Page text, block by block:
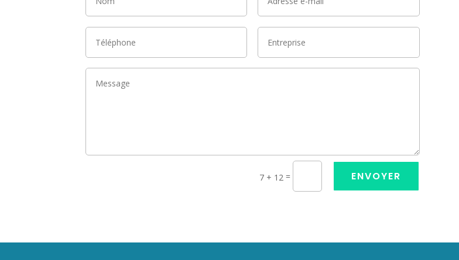
7 + 12 = ENVOYER